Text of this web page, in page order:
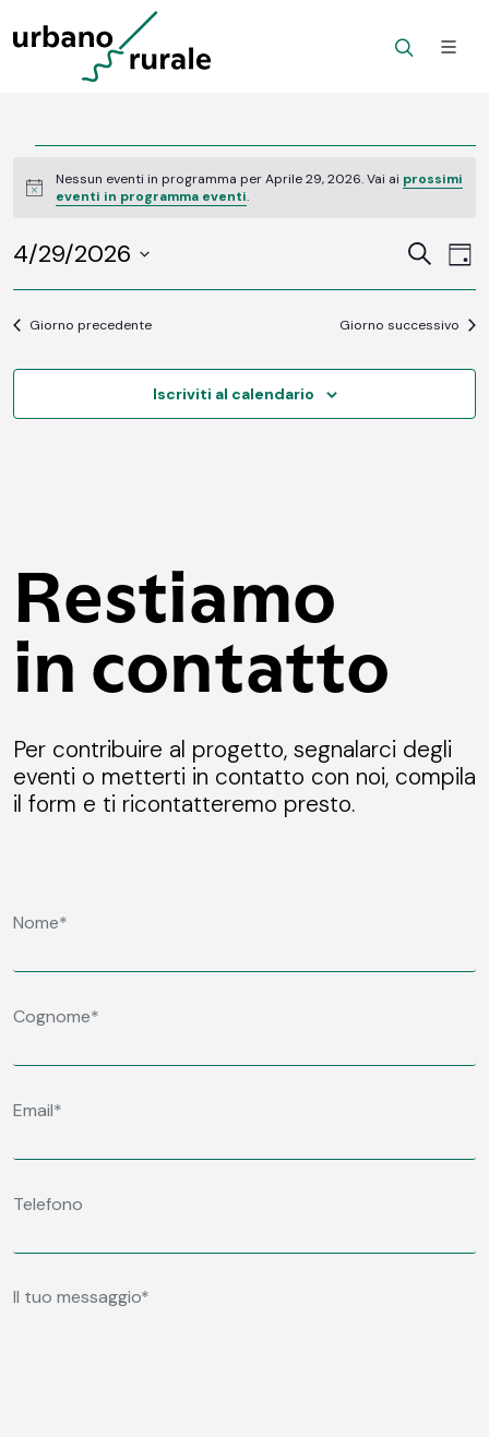
Eventi
for
Aprile
Notice
Nessun eventi in programma per Aprile 29, 2026. Vai ai prossimi
eventi in programma eventi.
Eventi
e
viste
Cerca
4/29/2026
DATA.Giorno precedente Giorno successivo
Iscriviti al calendario
Restiamo
in contatto
Per contribuire al progetto, segnalarci degli
eventi o metterti in contatto con noi, compila
il form e ti ricontatteremo presto.